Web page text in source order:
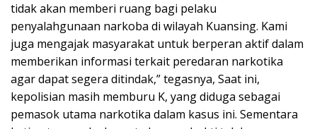
tidak akan memberi ruang bagi pelaku
penyalahgunaan narkoba di wilayah Kuansing. Kami
juga mengajak masyarakat untuk berperan aktif dalam
memberikan informasi terkait peredaran narkotika
agar dapat segera ditindak,” tegasnya, Saat ini,
kepolisian masih memburu K, yang diduga sebagai
pemasok utama narkotika dalam kasus ini. Sementara